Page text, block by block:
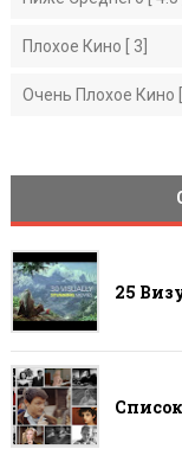
Плохое Кино [ 3]
Очень Плохое Кино
25